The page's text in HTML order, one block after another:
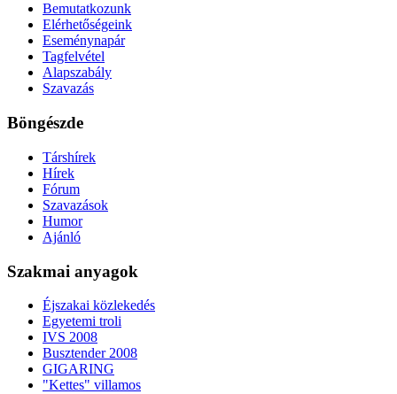
Bemutatkozunk
Elérhetőségeink
Eseménynapár
Tagfelvétel
Alapszabály
Szavazás
Böngészde
Társhírek
Hírek
Fórum
Szavazások
Humor
Ajánló
Szakmai anyagok
Éjszakai közlekedés
Egyetemi troli
IVS 2008
Busztender 2008
GIGARING
"Kettes" villamos